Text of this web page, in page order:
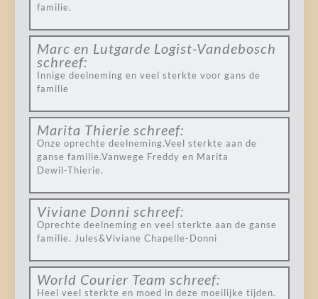
familie.
Marc en Lutgarde Logist-Vandebosch
schreef:
Innige deelneming en veel sterkte voor gans de
familie
Marita Thierie schreef:
Onze oprechte deelneming.Veel sterkte aan de
ganse familie.Vanwege Freddy en Marita
Dewil-Thierie.
Viviane Donni schreef:
Oprechte deelneming en veel sterkte aan de ganse
familie. Jules&Viviane Chapelle-Donni
World Courier Team schreef:
Heel veel sterkte en moed in deze moeilijke tijden.